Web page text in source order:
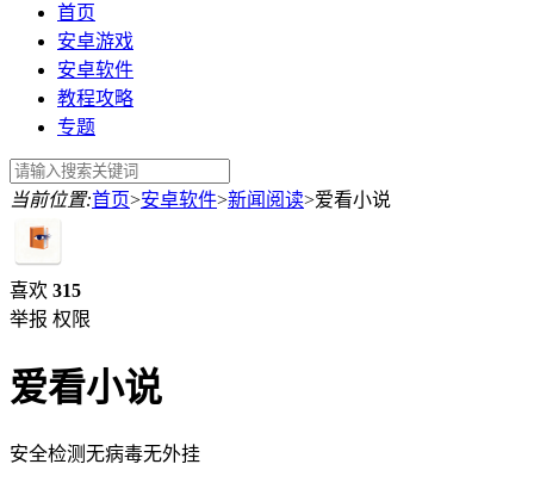
首页
安卓游戏
安卓软件
教程攻略
专题
当前位置:首页>安卓软件>新闻阅读>爱看小说
喜欢 315
举报 权限
爱看小说
安全检测无病毒无外挂